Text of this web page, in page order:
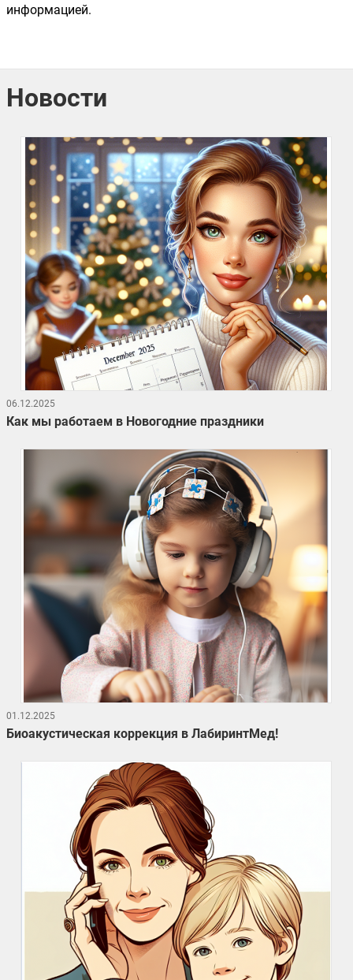
информацией.
Новости
06.12.2025
Как мы работаем в Новогодние праздники
01.12.2025
Биоакустическая коррекция в ЛабиринтМед!